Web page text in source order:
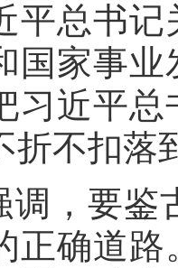
平总书
国家事
习近平
折不扣落
调，要鉴
正确道